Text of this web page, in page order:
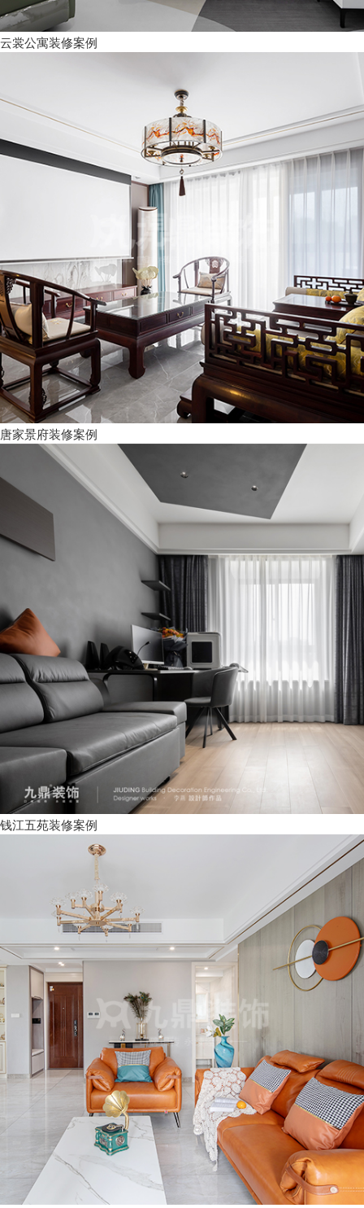
云裳公寓装修案例
唐家景府装修案例
钱江五苑装修案例